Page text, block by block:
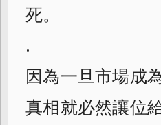
死。
.
因為一旦市場成
真相就必然讓位